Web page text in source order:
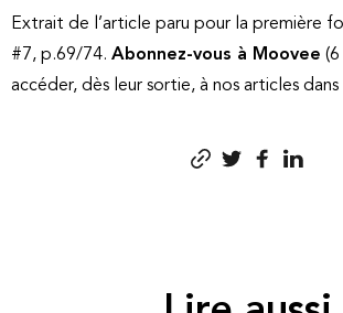
Extrait de l’article paru pour la première
#7, p.69/74. Abonnez-vous à Moovee
accéder, dès leur sortie, à nos articles